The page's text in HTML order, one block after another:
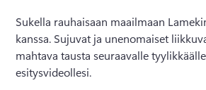
Sukella rauhaisaan maailmaan
kanssa. Sujuvat ja unenomaiset
mahtava tausta seuraavalle
esitysvideollesi.